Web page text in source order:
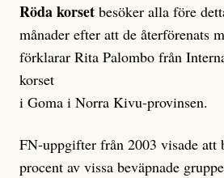
Röda korset besöker alla före
månader ­efter att de återförenats
förklarar Rita Palombo från
korset
i Goma i Norra Kivu-provinsen.
FN-uppgifter från 2003 visade att
procent av vissa beväpnade